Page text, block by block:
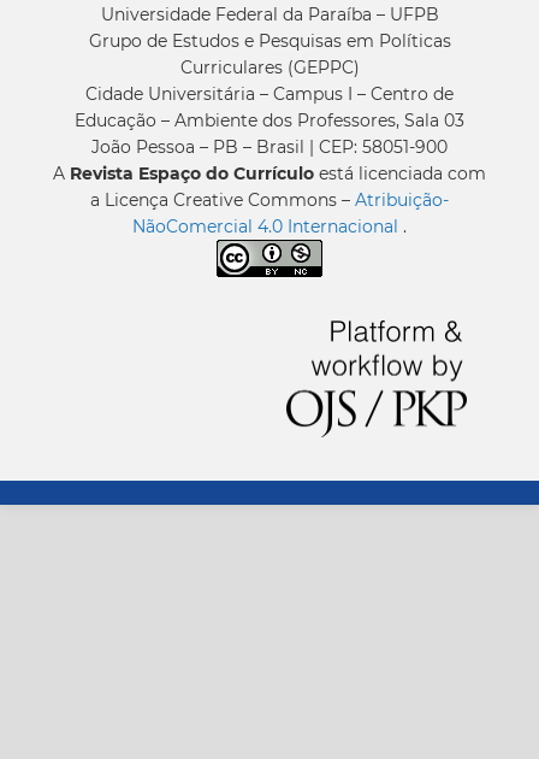
Universidade Federal da Paraíba – UFPB
Grupo de Estudos e Pesquisas em Políticas
Curriculares (GEPPC)
Cidade Universitária – Campus I – Centro de
Educação – Ambiente dos Professores, Sala 03
João Pessoa – PB – Brasil | CEP: 58051-900
A Revista Espaço do Currículo está licenciada com
a Licença Creative Commons – Atribuição-
NãoComercial 4.0 Internacional .